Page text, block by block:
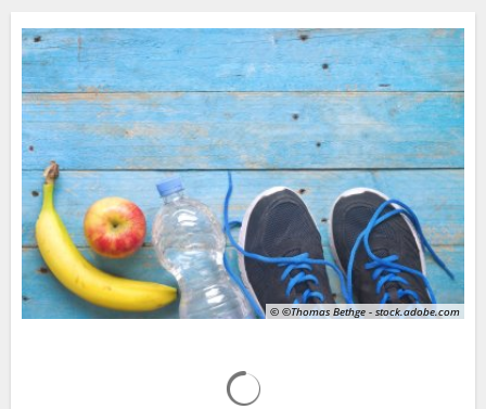
© ©Thomas Bethge - stock.adobe.com
© ©Thomas Bethge - stock.adobe.com